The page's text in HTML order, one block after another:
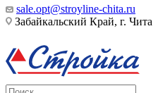
sale.opt@stroyline-chita.ru
Забайкальский Край, г. Чита